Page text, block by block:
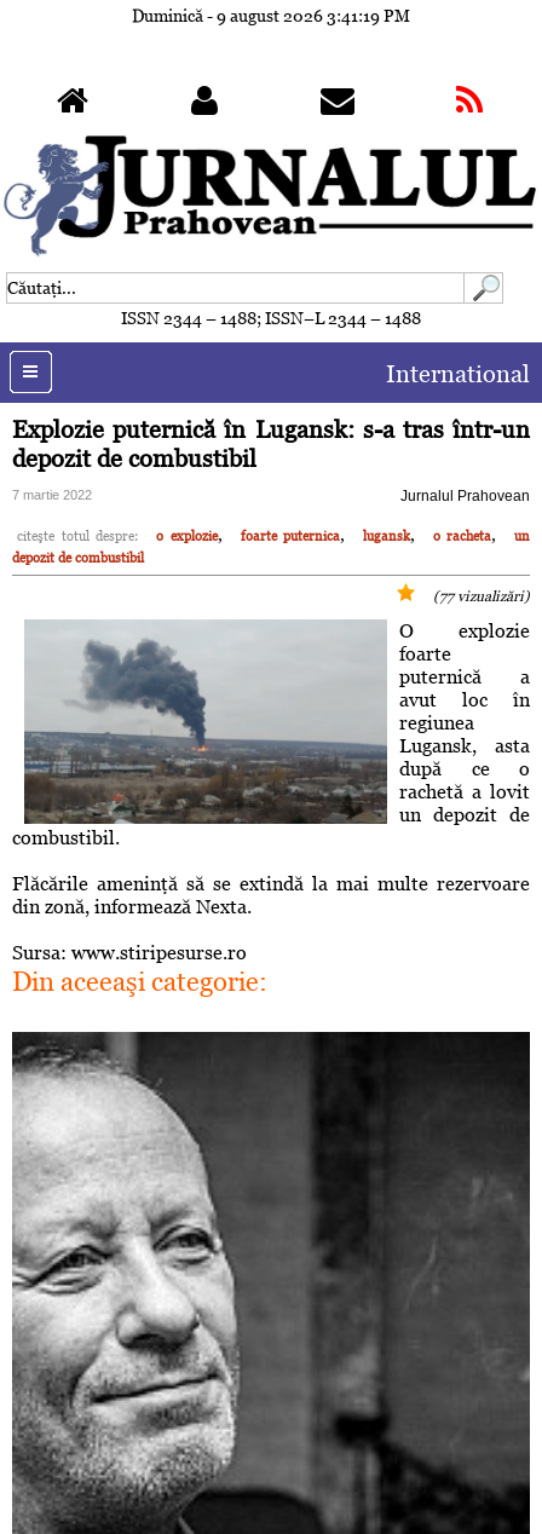
Duminică - 9 august 20263:41:22 PM
ISSN 2344 – 1488; ISSN–L 2344 – 1488
International
Explozie puternică în Lugansk: s-a tras într-un
depozit de combustibil
7 martie 2022 Jurnalul Prahovean
citeşte totul despre: o explozie, foarte puternica, lugansk, o racheta,
un
depozit de combustibil
(77 vizualizări)
O explozie
foarte
puternică a
avut loc în
regiunea
Lugansk, asta
după ce o
rachetă a lovit
un depozit de
combustibil.
Flăcările ameninţă să se extindă la mai multe rezervoare
din zonă, informează Nexta.
Sursa: www.stiripesurse.ro
Din aceeaşi categorie: